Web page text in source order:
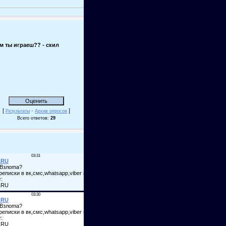
ты играеш?? - скил
[ Результаты · Архив опросов ]
Всего ответов: 29